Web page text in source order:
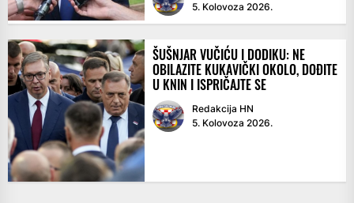
5. Kolovoza 2026.
ŠUŠNJAR VUČIĆU I DODIKU: NE
OBILAZITE KUKAVIČKI OKOLO, DOĐITE
U KNIN I ISPRIČAJTE SE
Redakcija HN
5. Kolovoza 2026.